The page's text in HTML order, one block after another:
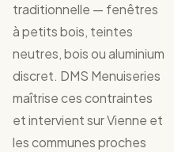
traditionnelle — fenêtres
à petits bois, teintes
neutres, bois ou aluminium
discret. DMS Menuiseries
maîtrise ces contraintes
et intervient sur Vienne et
les communes proches